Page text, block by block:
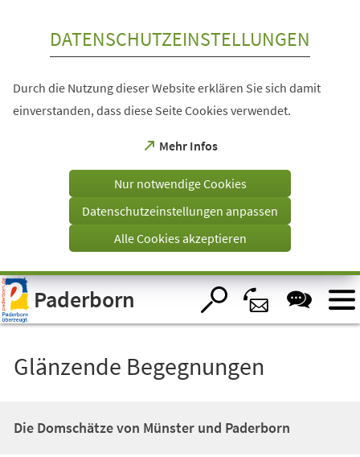
Visuelle
Assistenzsoftware
öffnen.
DATENSCHUTZEINSTELLUNGEN
Durch die Nutzung dieser Website erklären Sie sich damit
einverstanden, dass diese Seite Cookies verwendet.
Mehr Infos
(Öffnet
einem
Tab)
Nur notwendige Cookies
Datenschutzeinstellungen anpassen
Alle Cookies akzeptieren
Paderborn
Glänzende Begegnungen
Die Domschätze von Münster und Paderborn